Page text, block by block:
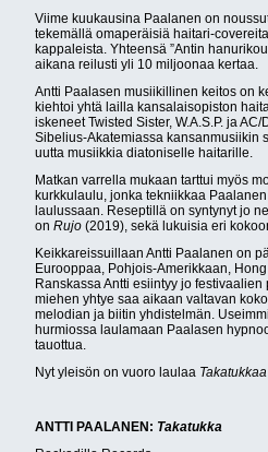
Viime kuukausina Paalanen on
tekemällä omaperäisiä haitari-
kappaleista. Yhteensä ”Antin
aikana reilusti yli 10 miljoonaa kertaa.
Antti Paalasen musiikillinen keitos on
kiehtoi yhtä lailla kansalaisopiston
iskeneet Twisted Sister, W.A.S.P. ja
Sibelius-Akatemiassa kansanmusiikin
uutta musiikkia diatoniselle haitarille.
Matkan varrella mukaan tarttui myös
kurkkulaulu, jonka tekniikkaa
laulussaan. Reseptillä on syntynyt jo
on Rujo (2019), sekä lukuisia eri
Keikkareissuillaan Antti Paalanen on
Eurooppaa, Pohjois-Amerikkaan,
Ranskassa Antti esiintyy jo
miehen yhtye saa aikaan valtavan
melodian ja biitin yhdistelmän.
hurmiossa laulamaan Paalasen
tauottua.
Nyt yleisön on vuoro laulaa Takatukkaa
ANTTI PAALANEN: Takatukka